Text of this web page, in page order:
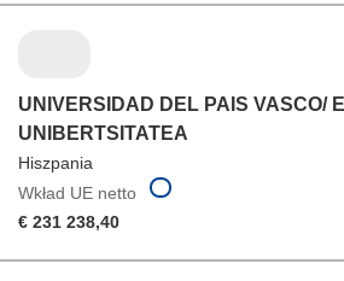
UNIVERSIDAD DEL PAIS VASCO/
UNIBERTSITATEA
Hiszpania
Wkład UE netto
€ 231 238,40